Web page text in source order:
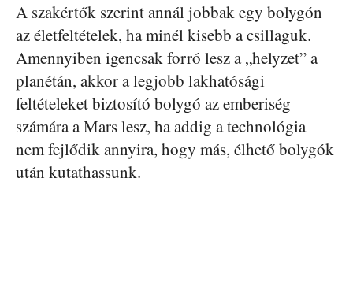
A szakértők szerint annál jobbak egy bolygón
az életfeltételek, ha minél kisebb a csillaguk.
Amennyiben igencsak forró lesz a „helyzet” a
planétán, akkor a legjobb lakhatósági
feltételeket biztosító bolygó az emberiség
számára a Mars lesz, ha addig a technológia
nem fejlődik annyira, hogy más, élhető bolygók
után kutathassunk.